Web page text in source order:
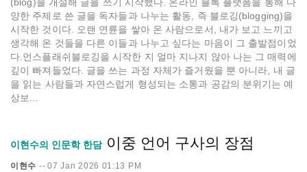
(blog)을 개설해 글을 쓰기 시작했다. 온라인 블록 플랫폼을 통해 다
양한 주제로 쓴 글을 독자들과 나누는 활동, 즉 블로깅(blogging)을
시작한 것이다. 오랜 연륜을 쌓아 온 사람으로서, 내가 보고 느끼고
생각해 온 것들을 다른 이들과 나누고 싶다는 마음이 그 출발점이었
다.언스플래쉬블로깅을 시작한 지 얼마 지나지 않아 나는 그 매력에
깊이 빠져들었다. 글을 쓰는 과정 자체가 즐거웠을 뿐 아니라, 내 글
을 읽는 사람들과 자연스럽게 형성되는 소통과 공감의 분위기는 예
상보...
이현수의 인문학 한담 이중 언어 구사의 장점
이현수 -- 07 Jan 2026 01:13 PM